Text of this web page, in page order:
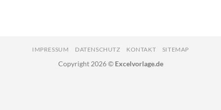
IMPRESSUM DATENSCHUTZ KONTAKT SITEMAP
Copyright 2026 © Excelvorlage.de